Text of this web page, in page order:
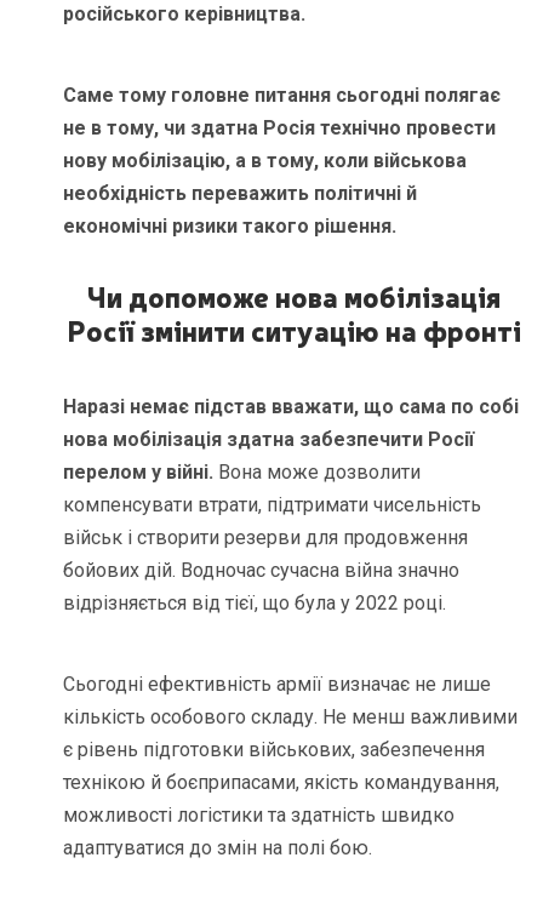
російського керівництва.
Саме тому головне питання сьогодні полягає
не в тому, чи здатна Росія технічно провести
нову мобілізацію, а в тому, коли військова
необхідність переважить політичні й
економічні ризики такого рішення.
Чи допоможе нова мобілізація
Росії змінити ситуацію на фронті
Наразі немає підстав вважати, що сама по собі
нова мобілізація здатна забезпечити Росії
перелом у війні. Вона може дозволити
компенсувати втрати, підтримати чисельність
військ і створити резерви для продовження
бойових дій. Водночас сучасна війна значно
відрізняється від тієї, що була у 2022 році.
Сьогодні ефективність армії визначає не лише
кількість особового складу. Не менш важливими
є рівень підготовки військових, забезпечення
технікою й боєприпасами, якість командування,
можливості логістики та здатність швидко
адаптуватися до змін на полі бою.